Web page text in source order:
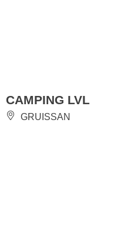
CAMPING LVL
GRUISSAN